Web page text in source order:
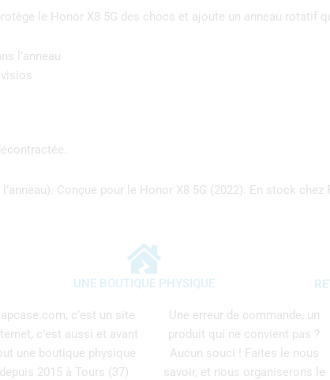
le Honor X8 5G des chocs et ajoute un anneau rotatif
l’anneau
Conçue pour le Honor X8 5G (2022). En stock chez
UNE BOUTIQUE PHYSIQUE
c’est un site
c’est aussi et avant
une boutique physique
depuis 2015 à Tours (37)
Une erreur de commande, un
produit qui ne convient pas ?
Aucun souci ! Faites le nous
savoir, et nous organiserons le